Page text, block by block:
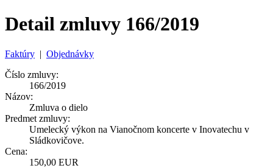
Detail zmluvy 166/2019
Faktúry | Objednávky
Číslo zmluvy:
166/2019
Názov:
Zmluva o dielo
Predmet zmluvy:
Umelecký výkon na Vianočnom koncerte v Inovatechu v
Sládkovičove.
Cena:
150,00 EUR